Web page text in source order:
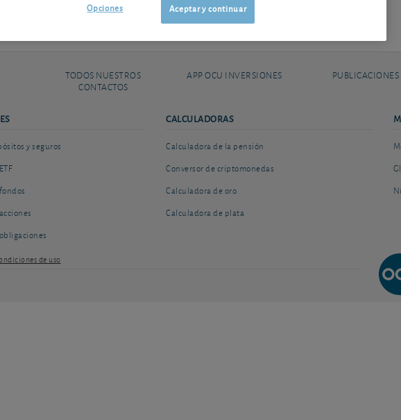
TODOS NUESTROS
CONTACTOS
APP OCU INVERSIONES PUBLICACIONES
y seguros
CALCULADORAS
Calculadora de la pensión
Conversor de criptomonedas
Calculadora de oro
Calculadora de plata
de uso
Aceptar y continuar
Opciones